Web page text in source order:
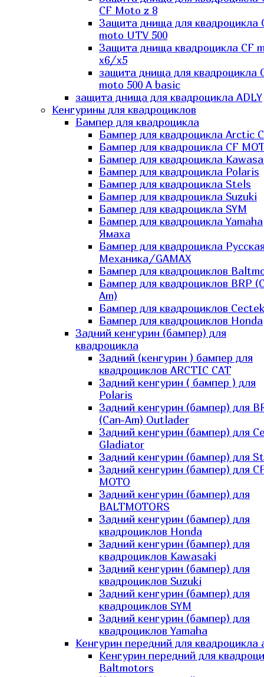
CF Moto z 8
Защита днища для квадроцикла
moto UTV 500
Защита днища квадроцикла СF
x6/x5
защита днища для квадроцикла
moto 500 A basic
защита днища для квадроцикла ADLY
Кенгурины для квадроциклов
Бампер для квадроцикла
Бампер для квадроцикла Arctic
Бампер для квадроцикла CF
Бампер для квадроцикла
Бампер для квадроцикла Polaris
Бампер для квадроцикла Stels
Бампер для квадроцикла Suzuki
Бампер для квадроцикла SYM
Бампер для квадроцикла Yamaha
Ямаха
Бампер для квадроцикла
Механика/GAMAX
Бампер для квадроциклов
Бампер для квадроциклов BRP
Am)
Бампер для квадроциклов Cectek
Бампер для квадроциклов Honda
Задний кенгурин (бампер) для
квадроцикла
Задний (кенгурин ) бампер для
квадроциклов ARCTIC CAT
Задний кенгурин ( бампер ) для
Polaris
Задний кенгурин (бампер) для
(Can-Am) Outlader
Задний кенгурин (бампер) для
Gladiator
Задний кенгурин (бампер) для
Задний кенгурин (бампер) для
MOTO
Задний кенгурин (бампер) для
BALTMOTORS
Задний кенгурин (бампер) для
квадроциклов Honda
Задний кенгурин (бампер) для
квадроциклов Kawasaki
Задний кенгурин (бампер) для
квадроциклов Suzuki
Задний кенгурин (бампер) для
квадроциклов SYM
Задний кенгурин (бампер) для
квадроциклов Yamaha
Кенгурин передний для квадроцикла
Кенгурин передний для
Baltmotors